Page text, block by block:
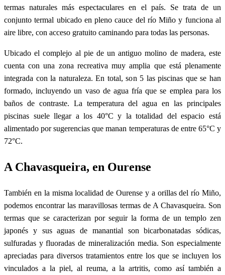
termas naturales más espectaculares en el país. Se trata de un
conjunto termal ubicado en pleno cauce del río Miño y funciona al
aire libre, con acceso gratuito caminando para todas las personas.
Ubicado el complejo al pie de un antiguo molino de madera, este
cuenta con una zona recreativa muy amplia que está plenamente
integrada con la naturaleza. En total, son 5 las piscinas que se han
formado, incluyendo un vaso de agua fría que se emplea para los
baños de contraste. La temperatura del agua en las principales
piscinas suele llegar a los 40°C y la totalidad del espacio está
alimentado por sugerencias que manan temperaturas de entre 65°C y
72°C.
A Chavasqueira, en Ourense
También en la misma localidad de Ourense y a orillas del río Miño,
podemos encontrar las maravillosas termas de A Chavasqueira. Son
termas que se caracterizan por seguir la forma de un templo zen
japonés y sus aguas de manantial son bicarbonatadas sódicas,
sulfuradas y fluoradas de mineralización media. Son especialmente
apreciadas para diversos tratamientos entre los que se incluyen los
vinculados a la piel, al reuma, a la artritis, como así también a